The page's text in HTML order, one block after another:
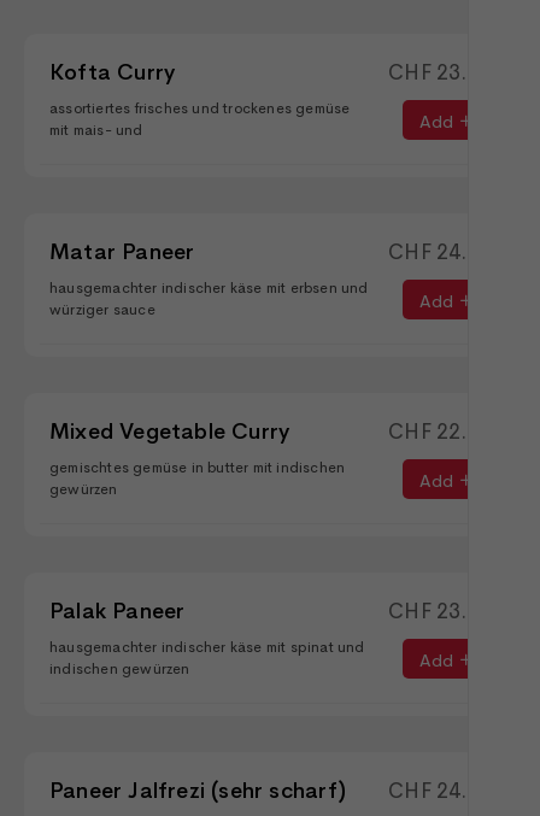
Kofta Curry
assortiertes frisches und trockenes gemüse
mit mais- und
CHF23.50
Add
Matar Paneer
hausgemachter indischer käse mit erbsen und
würziger sauce
CHF24.50
Add
Mixed Vegetable Curry
gemischtes gemüse in butter mit indischen
gewürzen
CHF22.90
Add
Palak Paneer
hausgemachter indischer käse mit spinat und
indischen gewürzen
CHF23.90
Add
Paneer Jalfrezi (sehr scharf) CHF24.90